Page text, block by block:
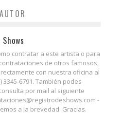
contratar a este artista o para
de otros famosos,
con nuestra oficina al
3345-6791. También podes
por mail al siguiente
-
a la brevedad. Gracias.